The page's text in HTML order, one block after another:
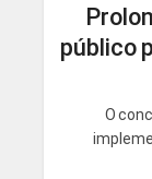
público
O